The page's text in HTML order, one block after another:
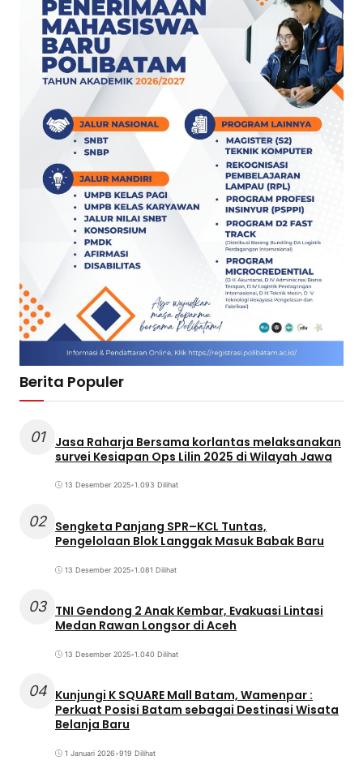
Berita Populer
01
Jasa Raharja Bersama korlantas melaksanakan
survei Kesiapan Ops Lilin 2025 di Wilayah Jawa
13 Desember 2025•1.093 Dilihat
02 Sengketa Panjang SPR–KCL Tuntas,
Pengelolaan Blok Langgak Masuk Babak Baru
13 Desember 2025•1.081 Dilihat
03 TNI Gendong 2 Anak Kembar, Evakuasi Lintasi
Medan Rawan Longsor di Aceh
13 Desember 2025•1.040 Dilihat
04 Kunjungi K SQUARE Mall Batam, Wamenpar :
Perkuat Posisi Batam sebagai Destinasi Wisata
Belanja Baru
1 Januari 2026•919 Dilihat